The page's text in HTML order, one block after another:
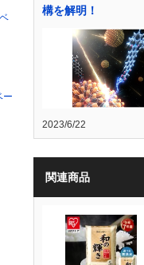
ー
構を解明！
2023/6/22
関連商品